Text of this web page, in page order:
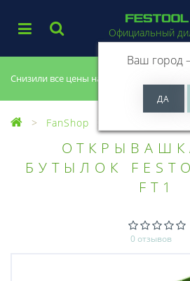
Снизили все цены на 20%, успей купить!
Официальный
Ваш город
FanShop
БУТЫЛОК
FT1
0 отзывов